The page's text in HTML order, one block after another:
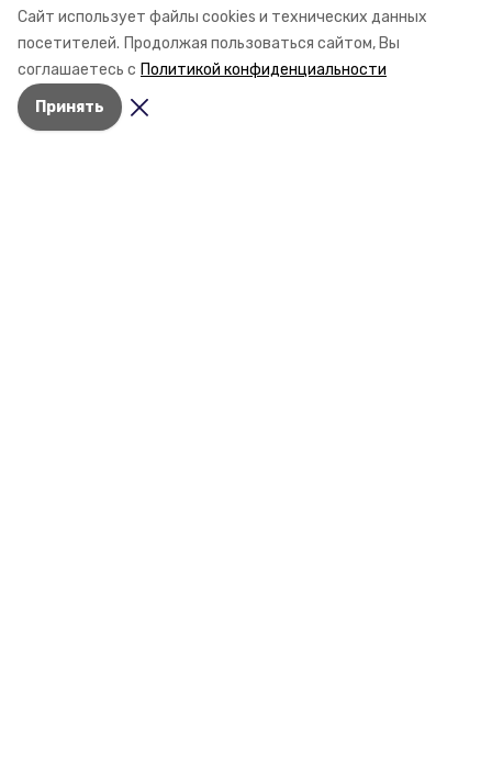
Сайт использует файлы cookies и технических данных
посетителей. Продолжая пользоваться сайтом, Вы
соглашаетесь с Политикой конфиденциальности
Принять
спецпроекта «Дети Великой Отечественной»
ветеран рассказал о зверствах оккупантов в годы
ВОВ, о службе в Москве, «богатыре» Фиделе Кастро
и шпионе Пеньковском, о борьбе с криминалом на
Ставрополье.
Разделы